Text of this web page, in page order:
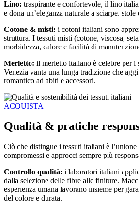
Lino: traspirante e confortevole, il lino
e dona un’eleganza naturale a sciarpe, stole
Cotone & misti: i cotoni italiani sono
struttura. I tessuti misti (cotone, viscosa,
morbidezza, calore e facilità di
Merletto: il merletto italiano è celebre per
Venezia vanta una lunga tradizione che
romantico ad abiti e accessori.
ACQUISTA
Qualità & pratiche
Ciò che distingue i tessuti italiani è l’unione
compromessi e approcci sempre più
Controllo qualità: i laboratori italiani
dalla selezione delle fibre alle finiture.
esperienza umana lavorano insieme per
del colore e durata.